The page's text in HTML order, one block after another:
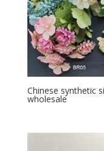
Chinese synthetic
wholesale